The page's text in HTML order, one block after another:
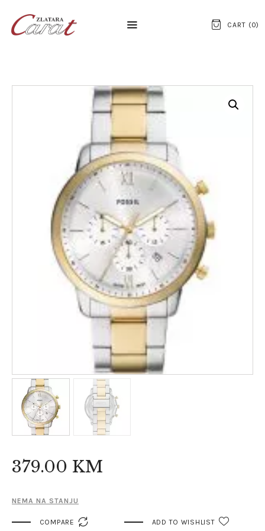
CART (0)
NASLOVNA
O NAMA
KONTAKT
SATOVI
SREBRNI NAKIT
ZLATNI NAKIT
379.00 KM
NEMA NA STANJU
COMPARE  ADD TO WISHLIST